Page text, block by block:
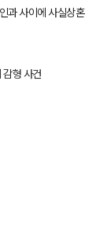
과 사이에 사실상혼
감형 사건